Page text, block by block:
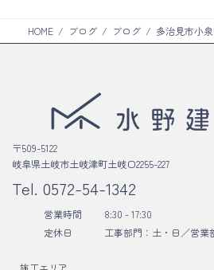
HOME ブログ ブログ 多治見市小
〒509-5122
岐阜県土岐市土岐津町土岐口2255-227
Tel. 0572-54-1342
営業時間
8:30 - 17:30
定休日
工事部門：土・日／営業
施工エリア